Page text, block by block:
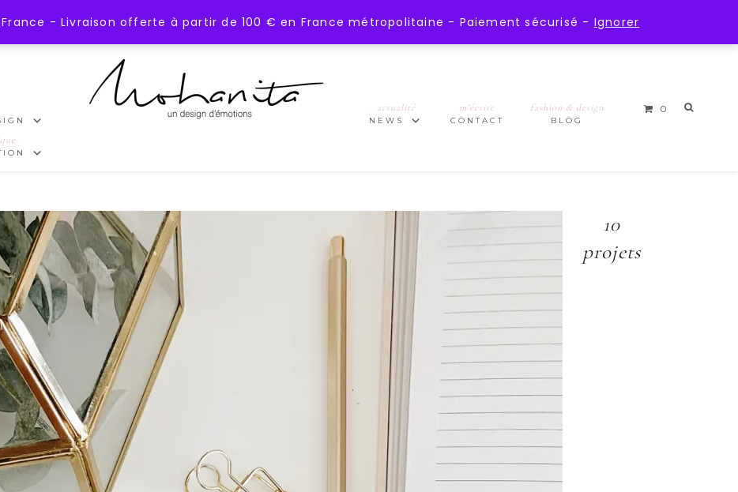
actualité
NEWS
m’écrire
CONTACT
fashion & design
BLOG
0
10
projets
- Livraison offerte à partir de 100 € en France métropolitaine - Paiement sécurisé - Ignorer